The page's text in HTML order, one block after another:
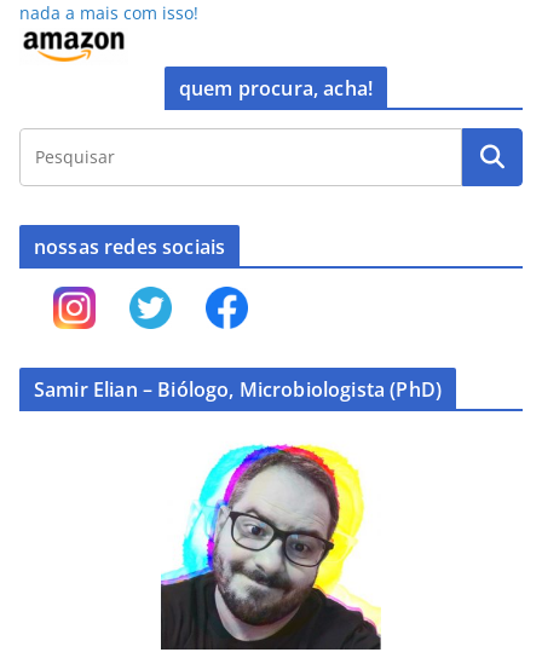
nada a mais com isso!
quem procura, acha!
nossas redes sociais
Samir Elian – Biólogo, Microbiologista (PhD)